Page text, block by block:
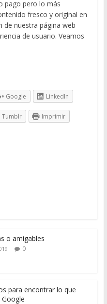
pago pero lo más
fresco y original en
de nuestra página web
de usuario. Veamos
Google LinkedIn
Tumblr Imprimir
o amigables
0
para encontrar lo que